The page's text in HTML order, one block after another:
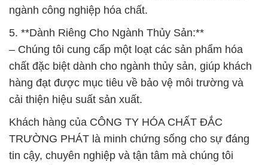
ngành công nghiệp hóa chất.
5. **Dành Riêng Cho Ngành Thủy Sản:**
– Chúng tôi cung cấp một loạt các sản phẩm hóa
chất đặc biệt dành cho ngành thủy sản, giúp khách
hàng đạt được mục tiêu về bảo vệ môi trường và
cải thiện hiệu suất sản xuất.
Khách hàng của CÔNG TY HÓA CHẤT ĐẮC
TRƯỜNG PHÁT là minh chứng sống cho sự đáng
tin cậy, chuyên nghiệp và tận tâm mà chúng tôi